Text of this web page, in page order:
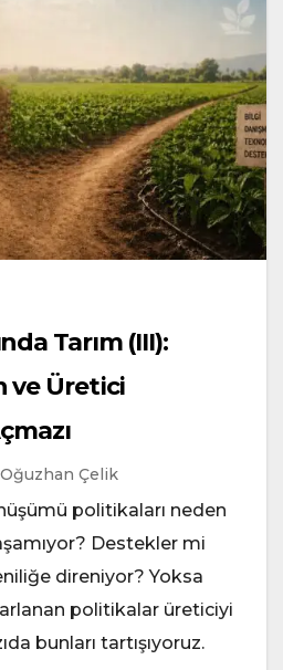
Tarım (III):
ve Üretici
Oğuzhan Çelik
politikaları neden
Destekler mi
direniyor? Yoksa
politikalar üreticiyi
bunları tartışıyoruz.